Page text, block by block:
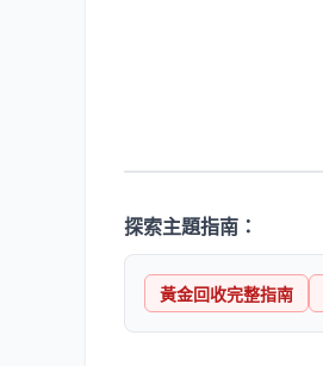
探索主題指南：
黃金回收完整指南